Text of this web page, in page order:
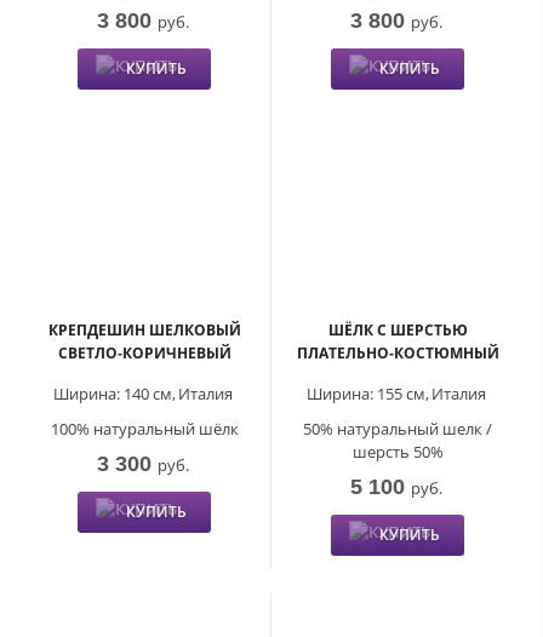
3 800 руб.
КУПИТЬ
3 800 руб.
КУПИТЬ
КРЕПДЕШИН ШЕЛКОВЫЙ
СВЕТЛО-КОРИЧНЕВЫЙ
Италия
Ширина: 140 см,
100% натуральный шёлк
3 300 руб.
КУПИТЬ
ШЁЛК С ШЕРСТЬЮ
ПЛАТЕЛЬНО-КОСТЮМНЫЙ
Италия
Ширина: 155 см,
50% натуральный шелк /
шерсть 50%
5 100 руб.
КУПИТЬ